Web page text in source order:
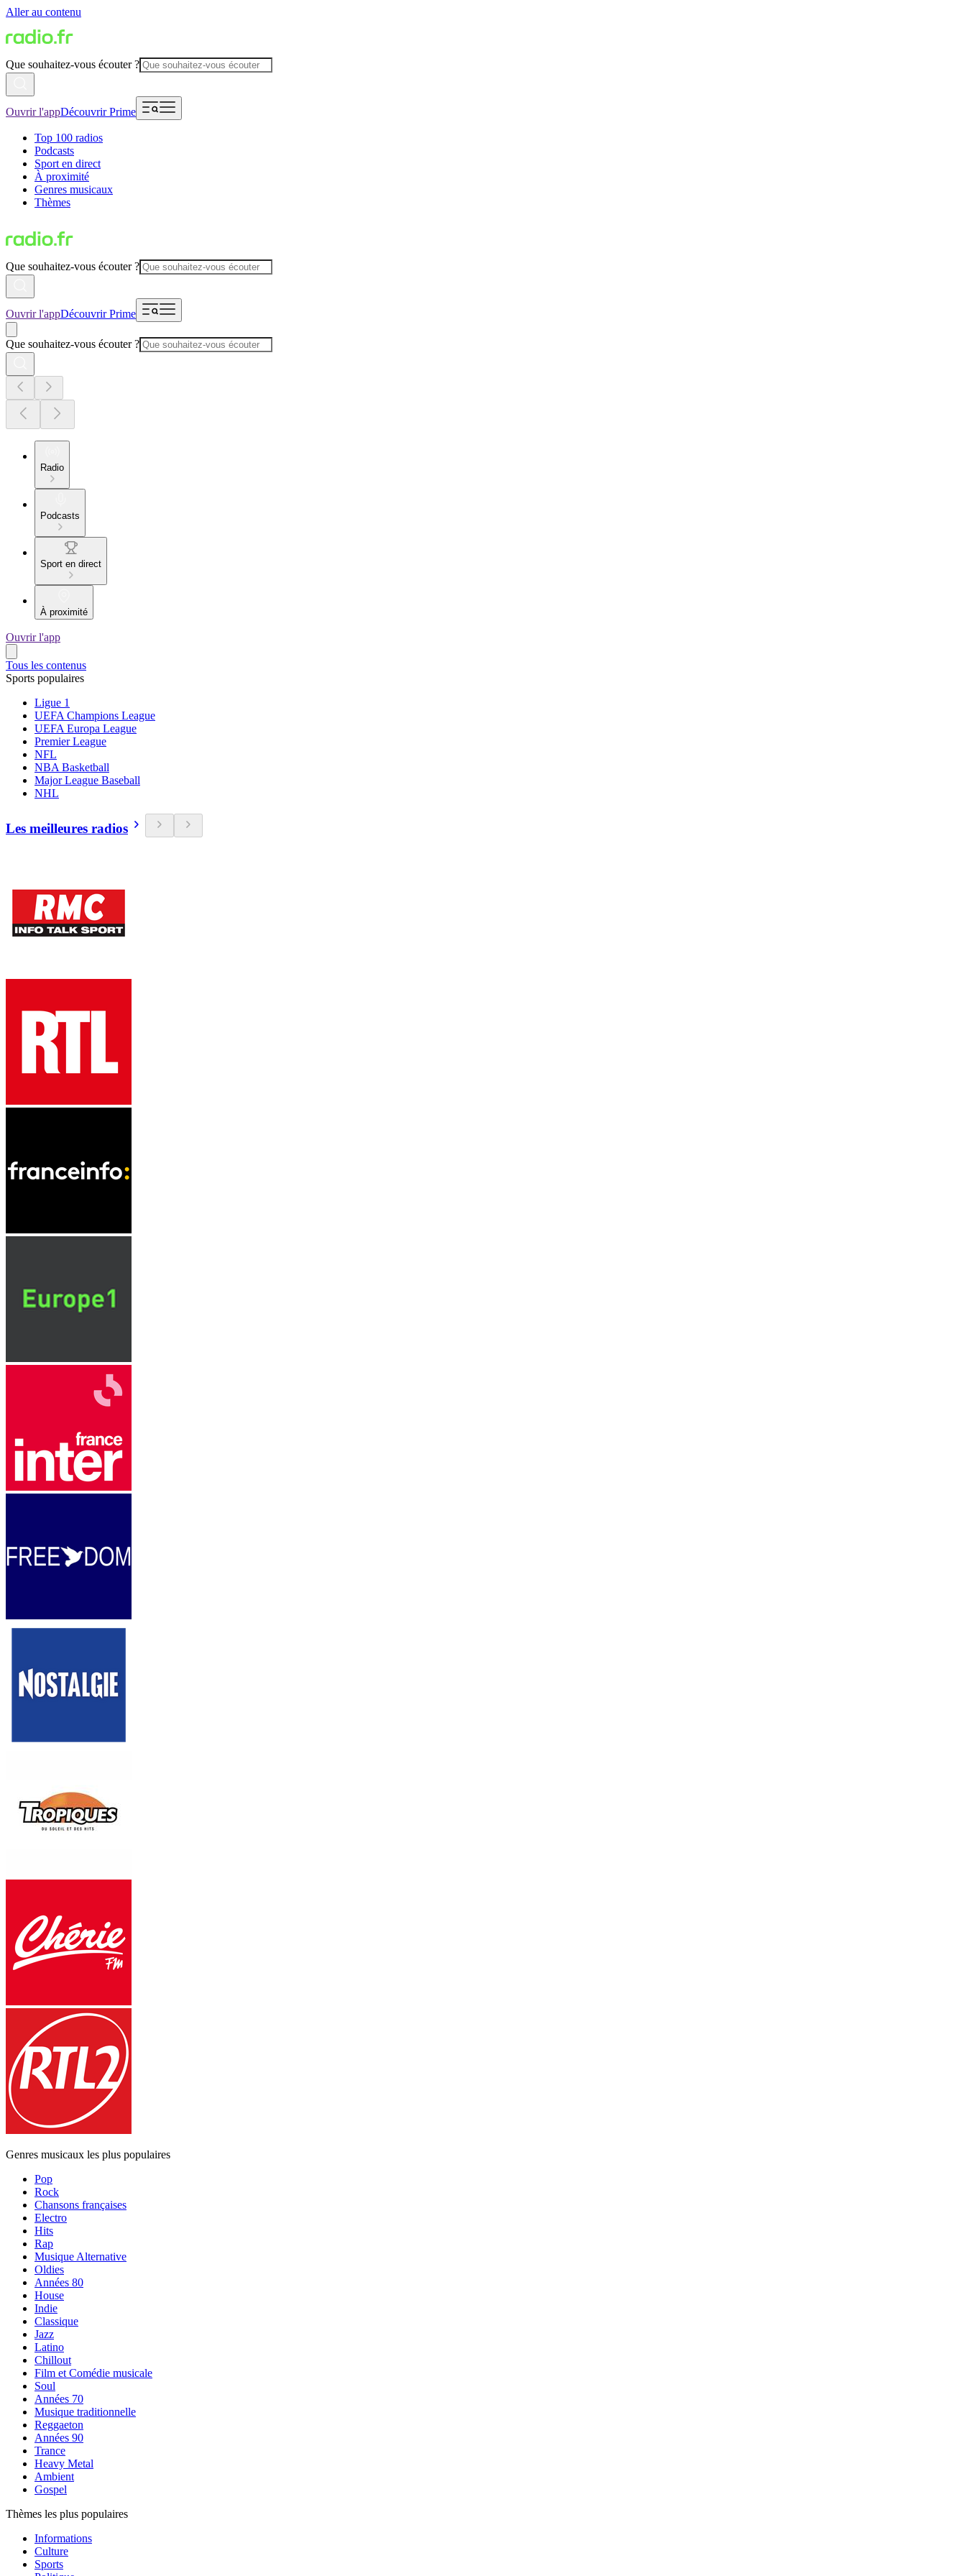
Aller au contenu
Que souhaitez-vous écouter ?
Ouvrir l'appDécouvrir Prime
Top 100 radios
Podcasts
Sport en direct
À proximité
Genres musicaux
Thèmes
Que souhaitez-vous écouter ?
Ouvrir l'appDécouvrir Prime
Que souhaitez-vous écouter ?
Radio
Podcasts
Sport en direct
À proximité
Ouvrir l'app
Tous les contenus
Sports populaires
Ligue 1
UEFA Champions League
UEFA Europa League
Premier League
NFL
NBA Basketball
Major League Baseball
NHL
Les meilleures radios
Genres musicaux les plus populaires
Pop
Rock
Chansons françaises
Electro
Hits
Rap
Musique Alternative
Oldies
Années 80
House
Indie
Classique
Jazz
Latino
Chillout
Film et Comédie musicale
Soul
Années 70
Musique traditionnelle
Reggaeton
Années 90
Trance
Heavy Metal
Ambient
Gospel
Thèmes les plus populaires
Informations
Culture
Sports